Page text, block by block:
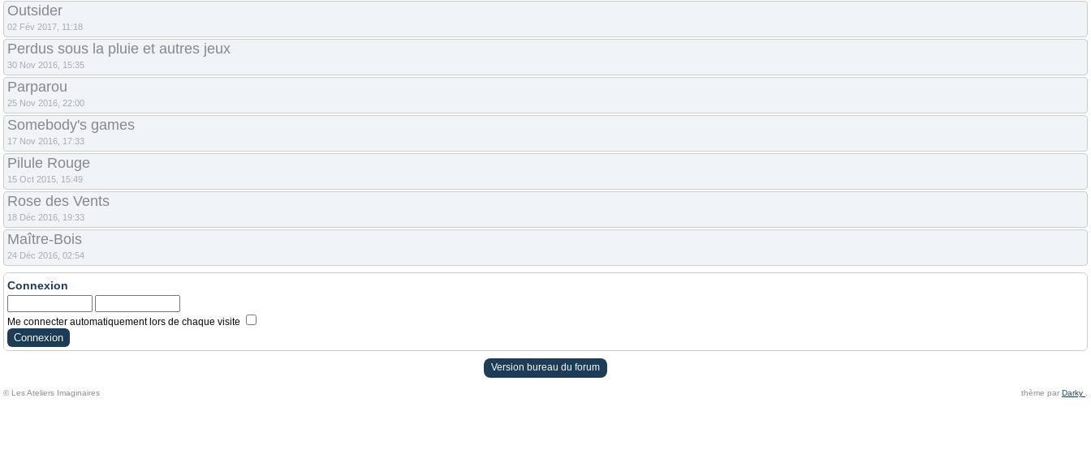
Outsider
02 Fév 2017, 11:18
Perdus sous la pluie et autres jeux
30 Nov 2016, 15:35
Parparou
25 Nov 2016, 22:00
Somebody's games
17 Nov 2016, 17:33
Pilule Rouge
15 Oct 2015, 15:49
Rose des Vents
18 Déc 2016, 19:33
Maître-Bois
24 Déc 2016, 02:54
Connexion
Me connecter automatiquement lors de chaque visite
Version bureau du forum
© Les Ateliers Imaginaires thème par Darky